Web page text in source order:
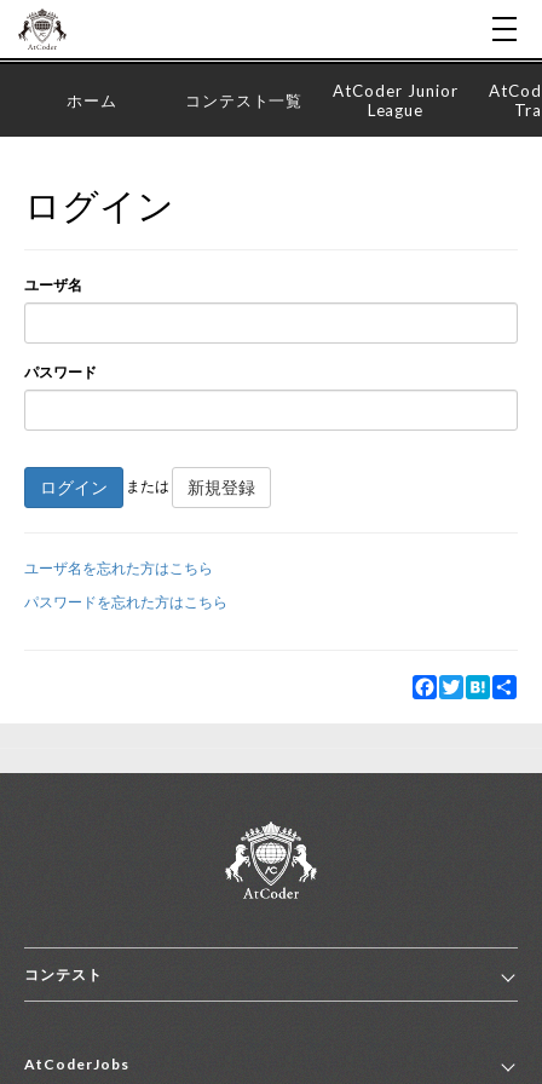
新規登録
ホーム コンテスト一覧
AtCoder Junior
League
ログイン
ユーザ名
パスワード
ログイン または 新規登録
ユーザ名を忘れた方はこちら
パスワードを忘れた方はこちら
Facebook
TwitterHatena
コンテスト
コンテスト一覧
AtCoderJobs